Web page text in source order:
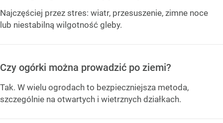
Najczęściej przez stres: wiatr, przesuszenie, zimne noce
lub niestabilną wilgotność gleby.
Czy ogórki można prowadzić po ziemi?
Tak. W wielu ogrodach to bezpieczniejsza metoda,
szczególnie na otwartych i wietrznych działkach.